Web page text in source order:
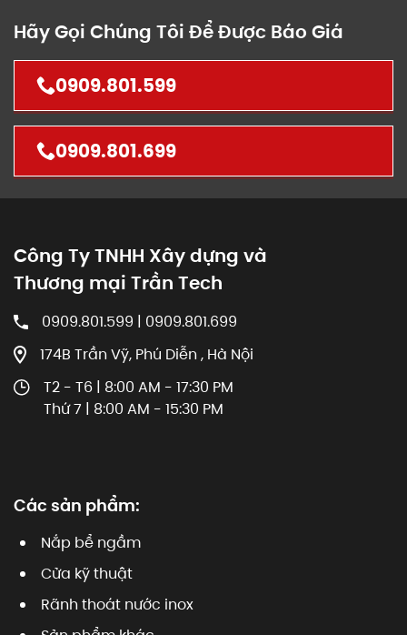
Hãy Gọi Chúng Tôi Để Được Báo Giá
0909.801.599
0909.801.699
Công Ty TNHH Xây dựng và
Thương mại Trần Tech
0909.801.599 | 0909.801.699
174B Trần Vỹ, Phú Diễn , Hà Nội
T2 - T6 | 8:00 AM - 17:30 PM
Thứ 7 | 8:00 AM - 15:30 PM
Các sản phẩm:
Nắp bể ngầm
Cửa kỹ thuật
Rãnh thoát nước inox